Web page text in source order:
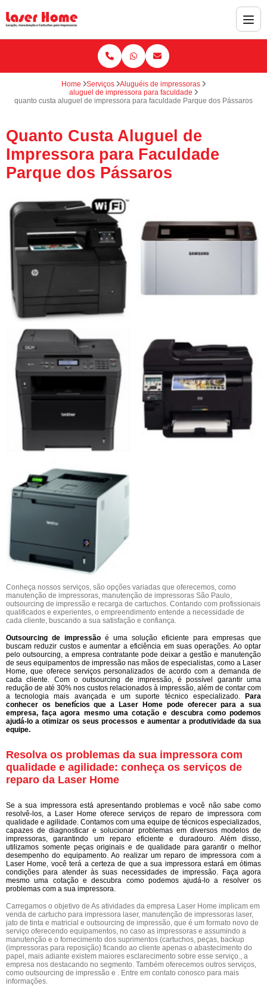
Home Serviços
Aluguéis de impressoras
aluguel de impressora para faculdade
quanto custa aluguel de impressora para faculdade Parque dos Pássaros
Quanto Custa Aluguel de
Impressora para Faculdade
Parque dos Pássaros
Conheça nossos serviços, são opções variadas que oferecemos, como
manutenção de impressoras, manutenção de impressoras São Paulo,
outsourcing de impressão e recarga de cartuchos. Contando com profissionais
qualificados e experientes, o empreendimento entende a necessidade de
cada cliente, buscando a sua satisfação e confiança.
Outsourcing de impressão é uma solução eficiente para empresas que
buscam reduzir custos e aumentar a eficiência em suas operações. Ao optar
pelo outsourcing, a empresa contratante pode deixar a gestão e manutenção
de seus equipamentos de impressão nas mãos de especialistas, como a Laser
Home, que oferece serviços personalizados de acordo com a demanda de
cada cliente. Com o outsourcing de impressão, é possível garantir uma
redução de até 30% nos custos relacionados à impressão, além de contar com
a tecnologia mais avançada e um suporte técnico especializado. Para
conhecer os benefícios que a Laser Home pode oferecer para a sua
empresa, faça agora mesmo uma cotação e descubra como podemos
ajudá-lo a otimizar os seus processos e aumentar a produtividade da sua
equipe.
Resolva os problemas da sua impressora com
qualidade e agilidade: conheça os serviços de
reparo da Laser Home
Se a sua impressora está apresentando problemas e você não sabe como
resolvê-los, a Laser Home oferece serviços de reparo de impressora com
qualidade e agilidade. Contamos com uma equipe de técnicos especializados,
capazes de diagnosticar e solucionar problemas em diversos modelos de
impressoras, garantindo um reparo eficiente e duradouro. Além disso,
utilizamos somente peças originais e de qualidade para garantir o melhor
desempenho do equipamento. Ao realizar um reparo de impressora com a
Laser Home, você terá a certeza de que a sua impressora estará em ótimas
condições para atender às suas necessidades de impressão. Faça agora
mesmo uma cotação e descubra como podemos ajudá-lo a resolver os
problemas com a sua impressora.
Carregamos o objetivo de As atividades da empresa Laser Home implicam em
venda de cartucho para impressora laser, manutenção de impressoras laser,
jato de tinta e matricial e outsourcing de impressão, que é um formato novo de
serviço oferecendo equipamentos, no caso as impressoras e assumindo a
manutenção e o fornecimento dos suprimentos (cartuchos, peças, backup
(impressoras para reposição) ficando ao cliente apenas o abastecimento do
papel, mais adiante existem maiores esclarecimento sobre esse serviço., a
empresa nos destacando no segmento. Também oferecemos outros serviços,
como outsourcing de impressão e . Entre em contato conosco para mais
informações.